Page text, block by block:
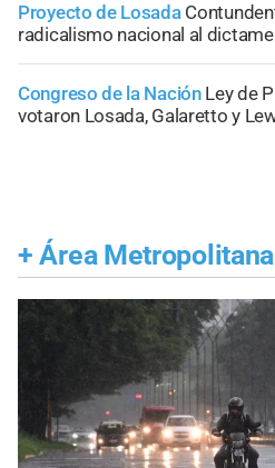
Proyecto de Losada
radicalismo nacional al
Congreso de la Nación Ley de
votaron Losada, Galaretto y
+ Área Metropolitana